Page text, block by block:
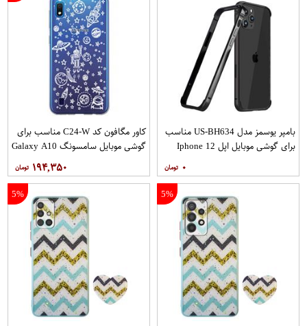
بامپر یوسمز مدل US-BH634 مناسب
برای گوشی موبایل اپل Iphone 12
۰
کاور مگافون کد C24-W مناسب برای
گوشی موبایل سامسونگ Galaxy A10
۱۹۴,۳۵۰
5%
5%